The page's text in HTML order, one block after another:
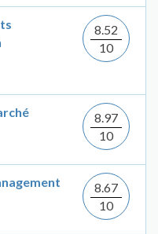
8.52
10
8.97
10
8.67
10